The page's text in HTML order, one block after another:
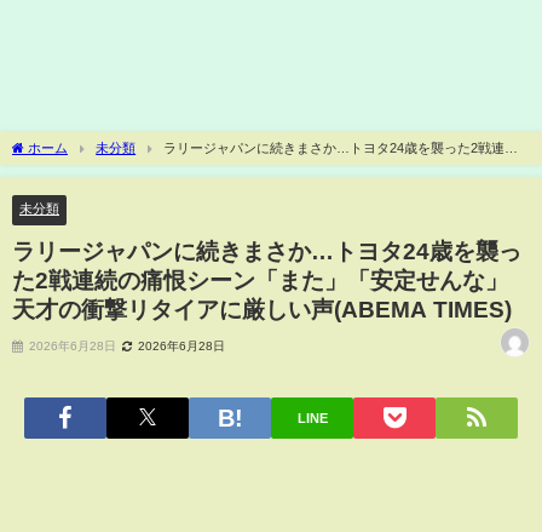
ホーム 未分類
ラリージャパンに続きまさか…トヨタ24歳を襲った2戦連続
の痛恨シーン「また」「安定せんな」天才の衝撃リタイアに厳しい声(ABEMA TIMES)
未分類
ラリージャパンに続きまさか…トヨタ24歳を襲っ
た2戦連続の痛恨シーン「また」「安定せんな」
天才の衝撃リタイアに厳しい声(ABEMA TIMES)
2026年6月28日 2026年6月28日
LINE